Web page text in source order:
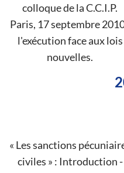
colloque de la C.C.I.P.
Paris, 17 septembre
l'exécution face aux lois
nouvelles.
« Les sanctions
civiles » : Introduction -